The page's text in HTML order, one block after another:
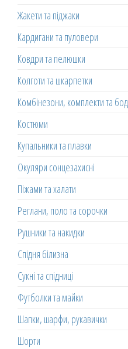
Жакети та піджаки
Кардигани та пуловери
Ковдри та пелюшки
Колготи та шкарпетки
Комбінезони, комплекти та
Костюми
Купальники та плавки
Окуляри сонцезахисні
Піжами та халати
Реглани, поло та сорочки
Рушники та накидки
Спідня білизна
Сукні та спідниці
Футболки та майки
Шапки, шарфи, рукавички
Шорти